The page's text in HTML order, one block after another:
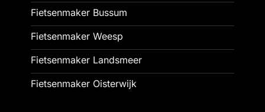
Fietsenmaker Bussum
Fietsenmaker Weesp
Fietsenmaker Landsmeer
Fietsenmaker Oisterwijk